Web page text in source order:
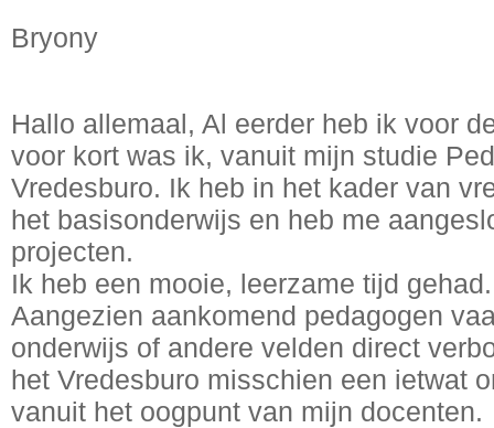
Bryony
Hallo allemaal, Al eerder heb ik voor
voor kort was ik, vanuit mijn studie
Vredesburo. Ik heb in het kader van
het basisonderwijs en heb me
projecten.
Ik heb een mooie, leerzame tijd gehad.
Aangezien aankomend pedagogen
onderwijs of andere velden direct
het Vredesburo misschien een ietwat
vanuit het oogpunt van mijn docenten.